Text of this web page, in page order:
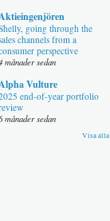
going through the
channels from a
perspective
månader sedan
Vulture
end-of-year portfolio
månader sedan
Visa alla